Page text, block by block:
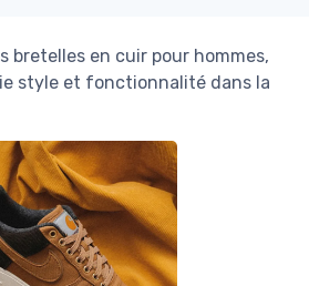
bretelles en cuir pour hommes,
style et fonctionnalité dans la